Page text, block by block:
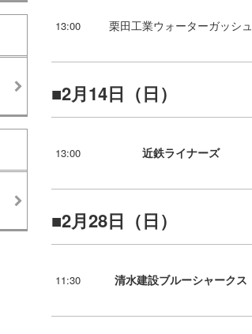
13:00 栗田工業ウォーターガッシュ
2月14日（日）
13:00 近鉄ライナーズ
2月28日（日）
11:30 清水建設ブルーシャークス